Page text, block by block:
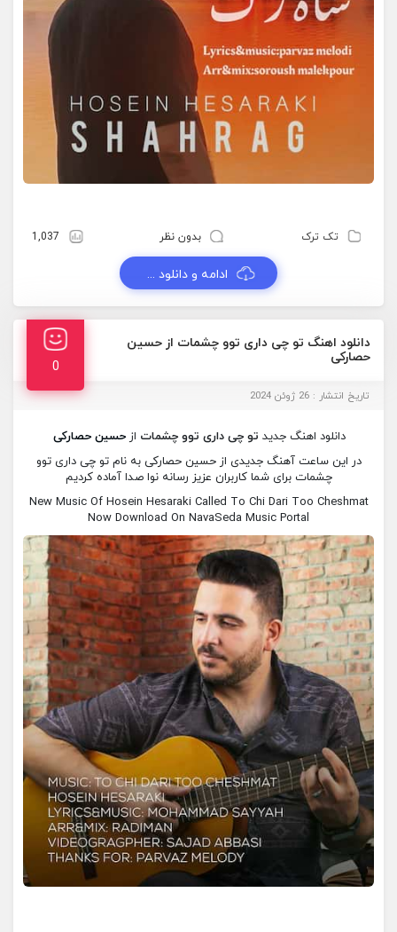
تک ترک بدون نظر 1,037
ادامه و دانلود ...
دانلود اهنگ تو چی داری توو چشمات از حسین
حصارکی
0
تاریخ انتشار : 26 ژوئن 2024
دانلود اهنگ جدید تو چی داری توو چشمات از حسین حصارکی
در این ساعت آهنگ جدیدی از حسین حصارکی به نام تو چی داری توو
چشمات برای شما کاربران عزیز رسانه نوا صدا آماده کردیم
New Music Of Hosein Hesaraki Called To Chi Dari Too Cheshmat
Now Download On NavaSeda Music Portal